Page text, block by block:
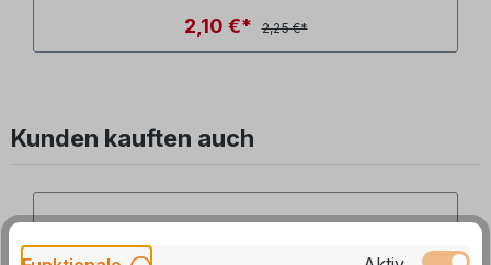
2,10 €* 2,25 €*
Kunden kauften auch